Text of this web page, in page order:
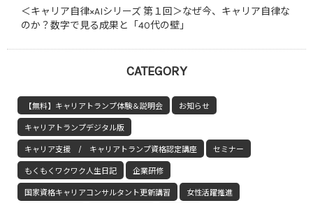
＜キャリア自律×AIシリーズ 第１回＞なぜ今、キャリア自律な
のか？数字で見る成果と「40代の壁」
CATEGORY
【無料】キャリアトランプ体験＆説明会 お知らせ
キャリアトランプデジタル版
キャリア支援 / キャリアトランプ資格認定講座 セミナー
もくもくワクワク人生日記 企業研修
国家資格キャリアコンサルタント更新講習 女性活躍推進